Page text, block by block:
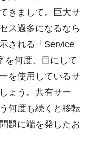
きまして。巨大サ
ス過多になるなら
される「Service
を何度、目にして
を使用しているサ
ょう。共有サー
何度も続くと移転
題に端を発したお